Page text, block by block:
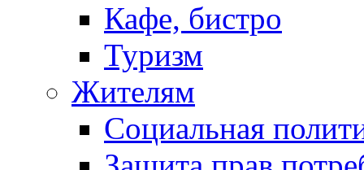
Кафе, бистро
Туризм
Жителям
Социальная